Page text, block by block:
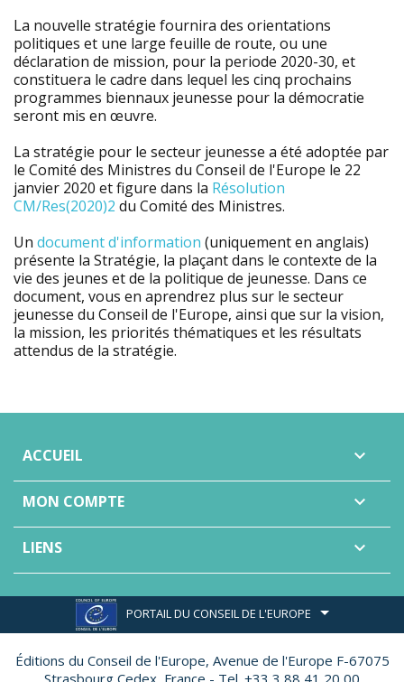
La nouvelle stratégie fournira des orientations
politiques et une large feuille de route, ou une
déclaration de mission, pour la periode 2020-30, et
constituera le cadre dans lequel les cinq prochains
programmes biennaux jeunesse pour la démocratie
seront mis en œuvre.
La stratégie pour le secteur jeunesse a été adoptée par
le Comité des Ministres du Conseil de l'Europe le 22
janvier 2020 et figure dans la Résolution
CM/Res(2020)2 du Comité des Ministres.
Un document d'information (uniquement en anglais)
présente la Stratégie, la plaçant dans le contexte de la
vie des jeunes et de la politique de jeunesse. Dans ce
document, vous en aprendrez plus sur le secteur
jeunesse du Conseil de l'Europe, ainsi que sur la vision,
la mission, les priorités thématiques et les résultats
attendus de la stratégie.
ACCUEIL 
MON COMPTE 
LIENS 
PORTAIL DU CONSEIL DE L'EUROPE
Éditions du Conseil de l'Europe, Avenue de l'Europe F-67075
Strasbourg Cedex, France - Tel. +33 3 88 41 20 00